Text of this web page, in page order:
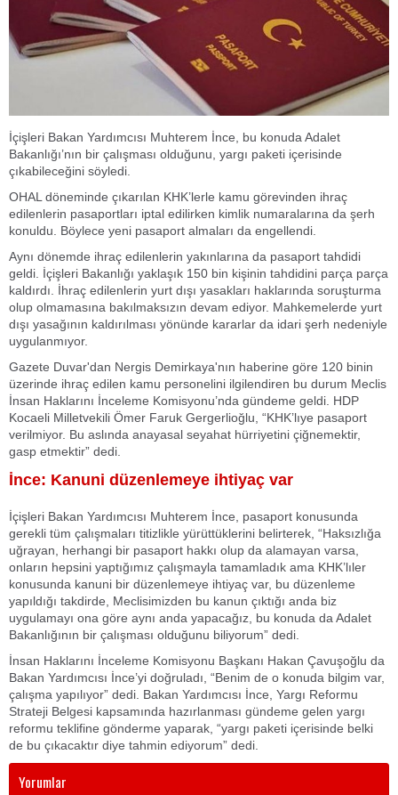
İçişleri Bakan Yardımcısı Muhterem İnce, bu konuda Adalet
Bakanlığı’nın bir çalışması olduğunu, yargı paketi içerisinde
çıkabileceğini söyledi.
OHAL döneminde çıkarılan KHK’lerle kamu görevinden ihraç
edilenlerin pasaportları iptal edilirken kimlik numaralarına da şerh
konuldu. Böylece yeni pasaport almaları da engellendi.
Aynı dönemde ihraç edilenlerin yakınlarına da pasaport tahdidi
geldi. İçişleri Bakanlığı yaklaşık 150 bin kişinin tahdidini parça parça
kaldırdı. İhraç edilenlerin yurt dışı yasakları haklarında soruşturma
olup olmamasına bakılmaksızın devam ediyor. Mahkemelerde yurt
dışı yasağının kaldırılması yönünde kararlar da idari şerh nedeniyle
uygulanmıyor.
Gazete Duvar'dan Nergis Demirkaya'nın haberine göre 120 binin
üzerinde ihraç edilen kamu personelini ilgilendiren bu durum Meclis
İnsan Haklarını İnceleme Komisyonu’nda gündeme geldi. HDP
Kocaeli Milletvekili Ömer Faruk Gergerlioğlu, “KHK’lıye pasaport
verilmiyor. Bu aslında anayasal seyahat hürriyetini çiğnemektir,
gasp etmektir” dedi.
İnce: Kanuni düzenlemeye ihtiyaç var
İçişleri Bakan Yardımcısı Muhterem İnce, pasaport konusunda
gerekli tüm çalışmaları titizlikle yürüttüklerini belirterek, “Haksızlığa
uğrayan, herhangi bir pasaport hakkı olup da alamayan varsa,
onların hepsini yaptığımız çalışmayla tamamladık ama KHK’lıler
konusunda kanuni bir düzenlemeye ihtiyaç var, bu düzenleme
yapıldığı takdirde, Meclisimizden bu kanun çıktığı anda biz
uygulamayı ona göre aynı anda yapacağız, bu konuda da Adalet
Bakanlığının bir çalışması olduğunu biliyorum” dedi.
İnsan Haklarını İnceleme Komisyonu Başkanı Hakan Çavuşoğlu da
Bakan Yardımcısı İnce’yi doğruladı, “Benim de o konuda bilgim var,
çalışma yapılıyor” dedi. Bakan Yardımcısı İnce, Yargı Reformu
Strateji Belgesi kapsamında hazırlanması gündeme gelen yargı
reformu teklifine gönderme yaparak, “yargı paketi içerisinde belki
de bu çıkacaktır diye tahmin ediyorum” dedi.
Yorumlar